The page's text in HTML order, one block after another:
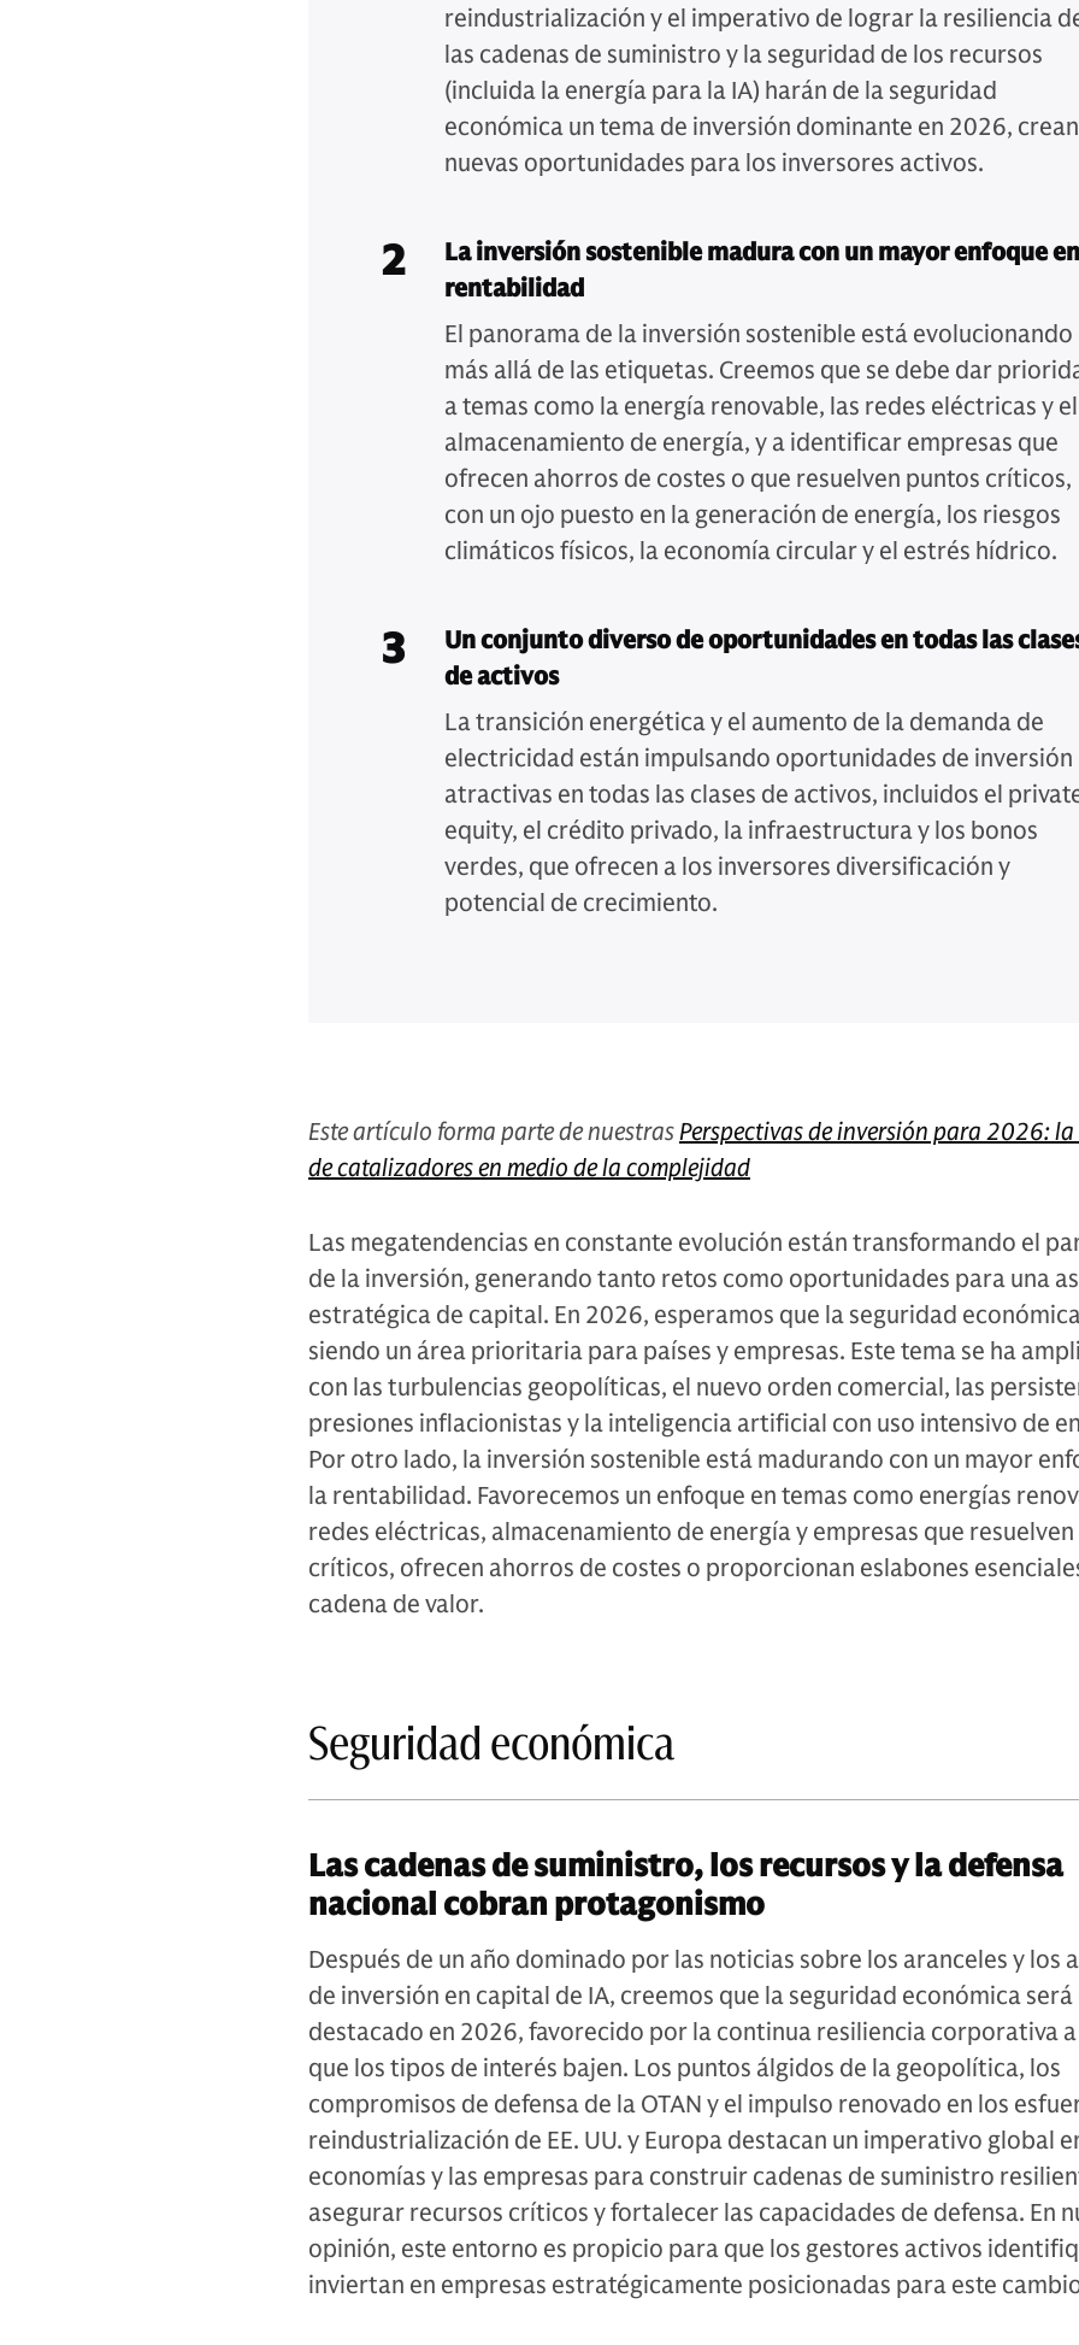
reindustrialización y el imperativo de lograr la resiliencia
las cadenas de suministro y la seguridad de los recursos
(incluida la energía para la IA) harán de la seguridad
económica un tema de inversión dominante en 2026,
nuevas oportunidades para los inversores activos.
2
La inversión sostenible madura con un mayor enfoque
rentabilidad
El panorama de la inversión sostenible está evolucionando
más allá de las etiquetas. Creemos que se debe dar
a temas como la energía renovable, las redes eléctricas y el
almacenamiento de energía, y a identificar empresas que
ofrecen ahorros de costes o que resuelven puntos críticos,
con un ojo puesto en la generación de energía, los riesgos
climáticos físicos, la economía circular y el estrés hídrico.
3
Un conjunto diverso de oportunidades en todas las
de activos
La transición energética y el aumento de la demanda de
electricidad están impulsando oportunidades de inversión
atractivas en todas las clases de activos, incluidos el
equity, el crédito privado, la infraestructura y los bonos
verdes, que ofrecen a los inversores diversificación y
potencial de crecimiento.
Este artículo forma parte de nuestrasPerspectivas de inversión para 2026:
de catalizadores en medio de la complejidad
Las megatendencias en constante evolución están transformando el
de la inversión, generando tanto retos como oportunidades para una
estratégica de capital. En 2026, esperamos que la seguridad
siendo un área prioritaria para países y empresas. Este tema se ha
con las turbulencias geopolíticas, el nuevo orden comercial, las
presiones inflacionistas y la inteligencia artificial con uso intensivo de
Por otro lado, la inversión sostenible está madurando con un mayor
la rentabilidad. Favorecemos un enfoque en temas como energías
redes eléctricas, almacenamiento de energía y empresas que
críticos, ofrecen ahorros de costes o proporcionan eslabones
cadena de valor.
Seguridad económica
Las cadenas de suministro, los recursos y la defensa
nacional cobran protagonismo
Después de un año dominado por las noticias sobre los aranceles y los
de inversión en capital de IA, creemos que la seguridad económica será
destacado en 2026, favorecido por la continua resiliencia corporativa
que los tipos de interés bajen. Los puntos álgidos de la geopolítica, los
compromisos de defensa de la OTAN y el impulso renovado en los
reindustrialización de EE. UU. y Europa destacan un imperativo global
economías y las empresas para construir cadenas de suministro
asegurar recursos críticos y fortalecer las capacidades de defensa. En
opinión, este entorno es propicio para que los gestores activos
inviertan en empresas estratégicamente posicionadas para este